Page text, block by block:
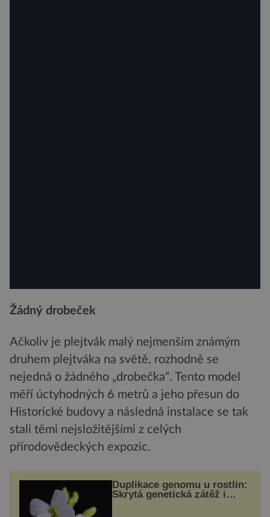
Žádný drobeček
Ačkoliv je plejtvák malý nejmenším známým
druhem plejtváka na světě, rozhodně se
nejedná o žádného „drobečka“. Tento model
měří úctyhodných 6 metrů a jeho přesun do
Historické budovy a následná instalace se tak
stali těmi nejsložitějšími z celých
přírodovědeckých expozic.
Duplikace genomu u rostlin:
Skrytá genetická zátěž i